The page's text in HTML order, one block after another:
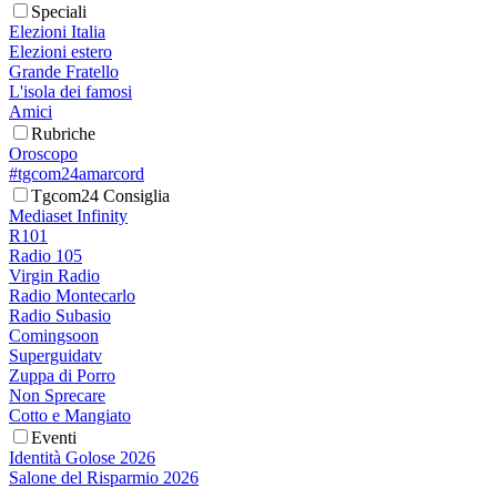
Speciali
Elezioni Italia
Elezioni estero
Grande Fratello
L'isola dei famosi
Amici
Rubriche
Oroscopo
#tgcom24amarcord
Tgcom24 Consiglia
Mediaset Infinity
R101
Radio 105
Virgin Radio
Radio Montecarlo
Radio Subasio
Comingsoon
Superguidatv
Zuppa di Porro
Non Sprecare
Cotto e Mangiato
Eventi
Identità Golose 2026
Salone del Risparmio 2026